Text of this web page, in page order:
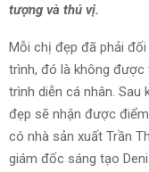
tượng và thú vị.
Mỗi chị đẹp đã phải
trình, đó là không
trình diễn cá nhân.
đẹp sẽ nhận được
có nhà sản xuất Trần
giám đốc sáng tạo